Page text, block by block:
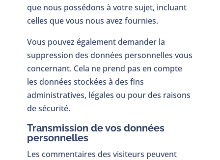
que nous possédons à votre sujet, incluant
celles que vous nous avez fournies.
Vous pouvez également demander la
suppression des données personnelles vous
concernant. Cela ne prend pas en compte
les données stockées à des fins
administratives, légales ou pour des raisons
de sécurité.
Transmission de vos données
personnelles
Les commentaires des visiteurs peuvent